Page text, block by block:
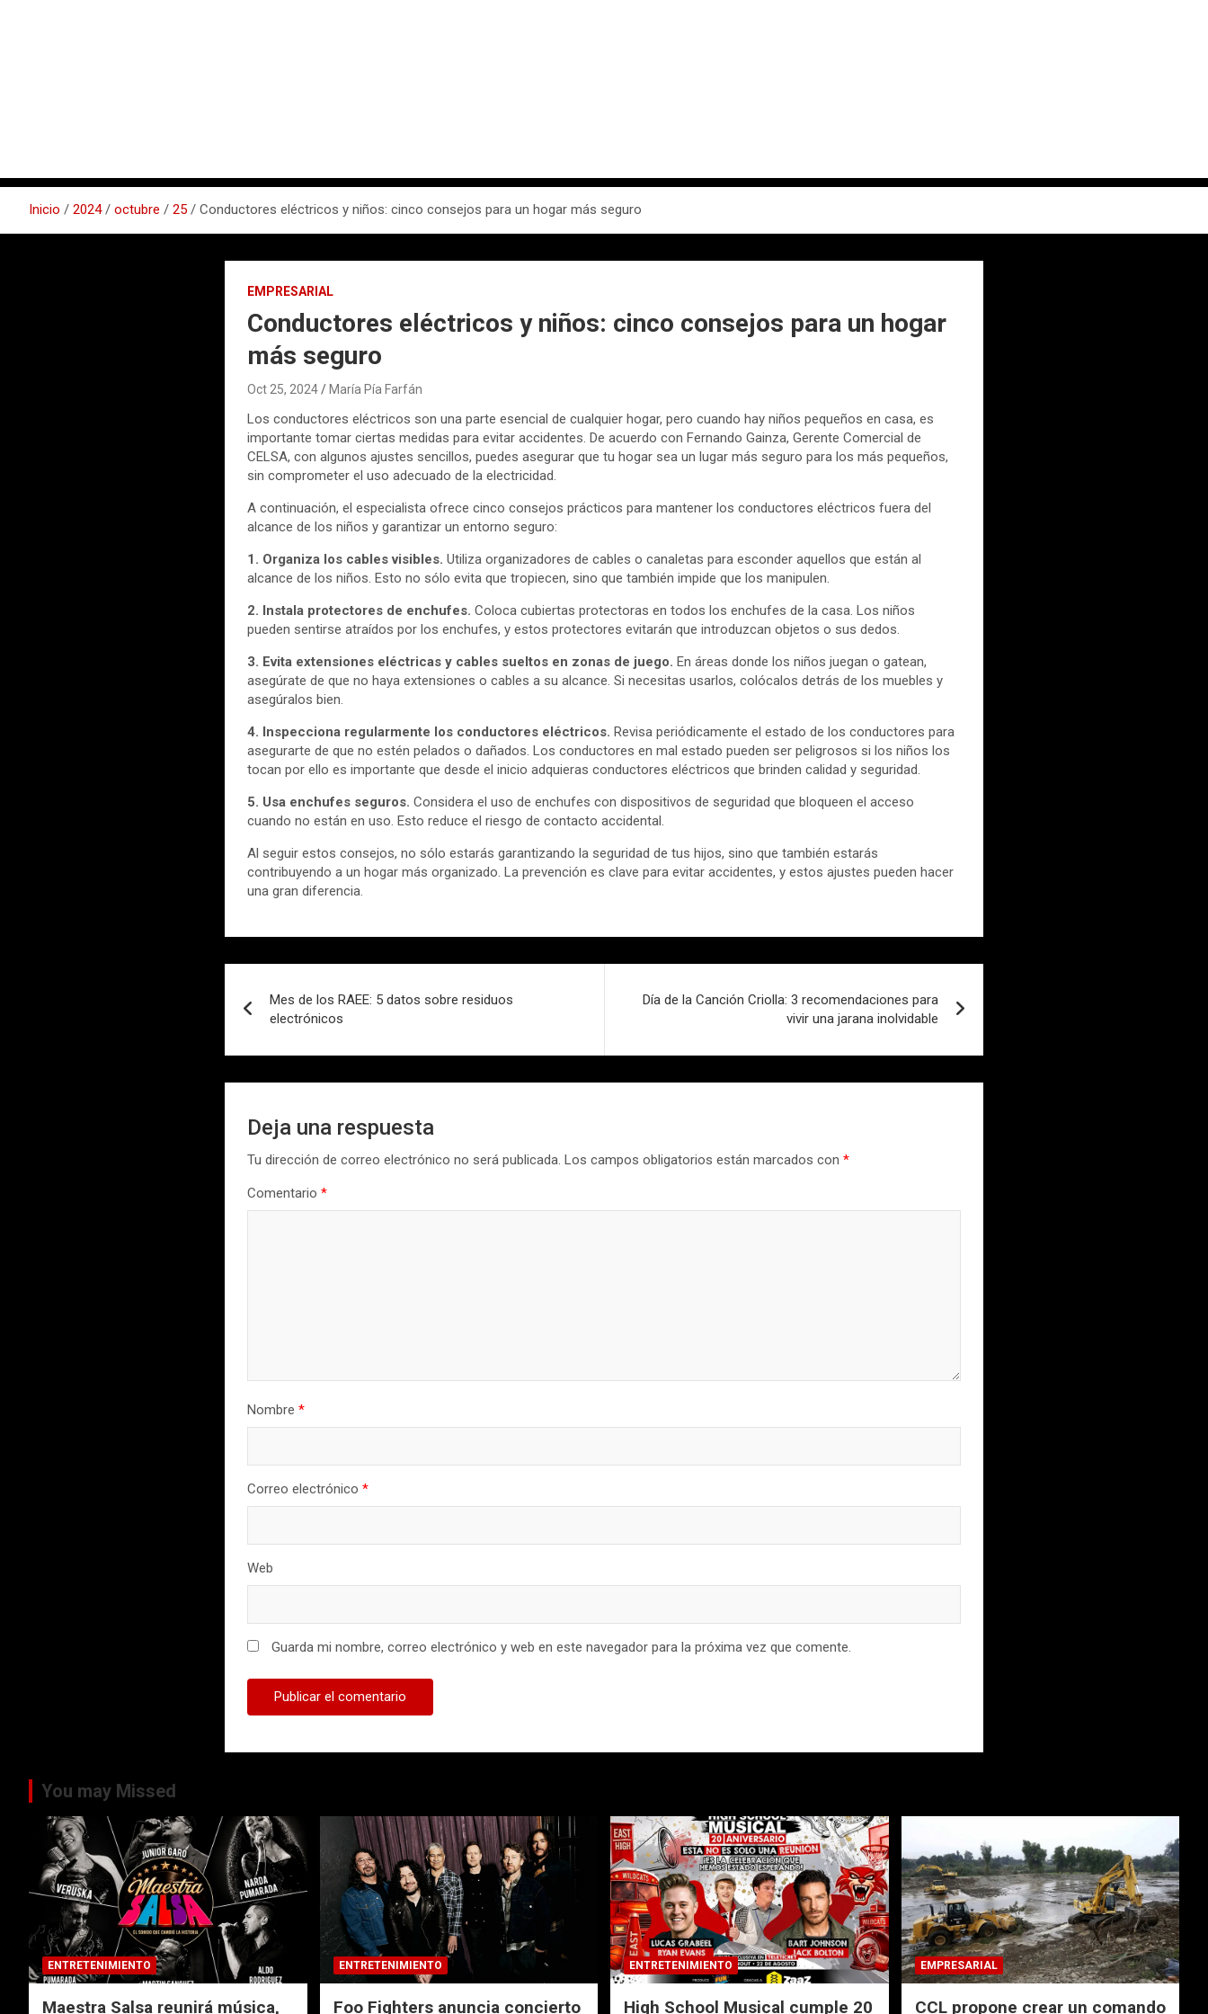
Inicio 2024 octubre 25 Conductores eléctricos y niños: cinco consejos para un hogar más seguro
EMPRESARIAL
Conductores eléctricos y niños: cinco consejos para un hogar
más seguro
Oct 25, 2024 María Pía Farfán
Los conductores eléctricos son una parte esencial de cualquier hogar, pero cuando hay niños pequeños en casa, es
importante tomar ciertas medidas para evitar accidentes. De acuerdo con Fernando Gainza, Gerente Comercial de
CELSA, con algunos ajustes sencillos, puedes asegurar que tu hogar sea un lugar más seguro para los más pequeños,
sin comprometer el uso adecuado de la electricidad.
A continuación, el especialista ofrece cinco consejos prácticos para mantener los conductores eléctricos fuera del
alcance de los niños y garantizar un entorno seguro:
1. Organiza los cables visibles. Utiliza organizadores de cables o canaletas para esconder aquellos que están al
alcance de los niños. Esto no sólo evita que tropiecen, sino que también impide que los manipulen.
2. Instala protectores de enchufes. Coloca cubiertas protectoras en todos los enchufes de la casa. Los niños
pueden sentirse atraídos por los enchufes, y estos protectores evitarán que introduzcan objetos o sus dedos.
3. Evita extensiones eléctricas y cables sueltos en zonas de juego. En áreas donde los niños juegan o gatean,
asegúrate de que no haya extensiones o cables a su alcance. Si necesitas usarlos, colócalos detrás de los muebles y
asegúralos bien.
4. Inspecciona regularmente los conductores eléctricos. Revisa periódicamente el estado de los conductores para
asegurarte de que no estén pelados o dañados. Los conductores en mal estado pueden ser peligrosos si los niños los
tocan por ello es importante que desde el inicio adquieras conductores eléctricos que brinden calidad y seguridad.
5. Usa enchufes seguros. Considera el uso de enchufes con dispositivos de seguridad que bloqueen el acceso
cuando no están en uso. Esto reduce el riesgo de contacto accidental.
Al seguir estos consejos, no sólo estarás garantizando la seguridad de tus hijos, sino que también estarás
contribuyendo a un hogar más organizado. La prevención es clave para evitar accidentes, y estos ajustes pueden hacer
una gran diferencia.
de
entradas
Mes de los RAEE: 5 datos sobre residuos
electrónicos
Día de la Canción Criolla: 3 recomendaciones para
vivir una jarana inolvidable
Deja una respuesta
Tu dirección de correo electrónico no será publicada. Los campos obligatorios están marcados con*
Comentario*
Nombre*
Correo electrónico*
Web
Guarda mi nombre, correo electrónico y web en este navegador para la próxima vez que comente.
You may Missed
ENTRETENIMIENTO
Maestra Salsa reunirá música,
ENTRETENIMIENTO
Foo Fighters anuncia concierto
ENTRETENIMIENTO
High School Musical cumple 20
EMPRESARIAL
CCL propone crear un comando